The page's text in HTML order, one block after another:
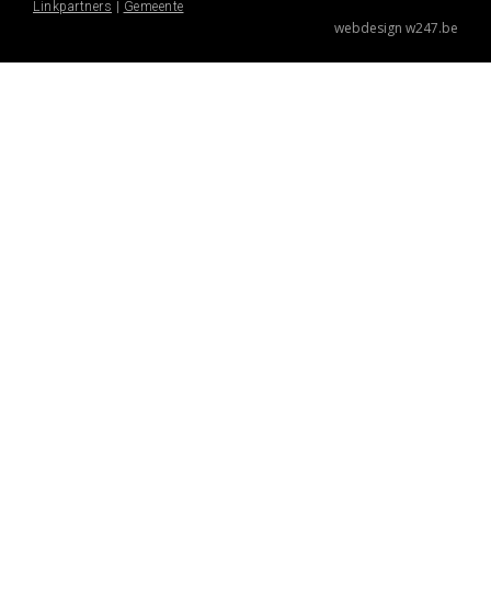
Linkpartners
Gemeente
webdesign w247.be